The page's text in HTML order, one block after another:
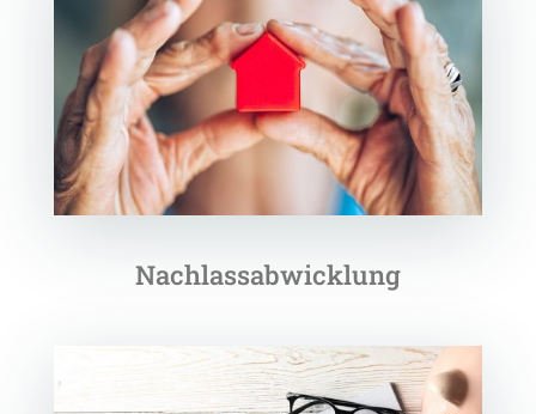
Nachlassabwicklung